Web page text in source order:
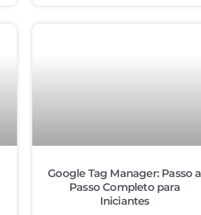
Google Tag Manager: Passo a
Passo Completo para
Iniciantes